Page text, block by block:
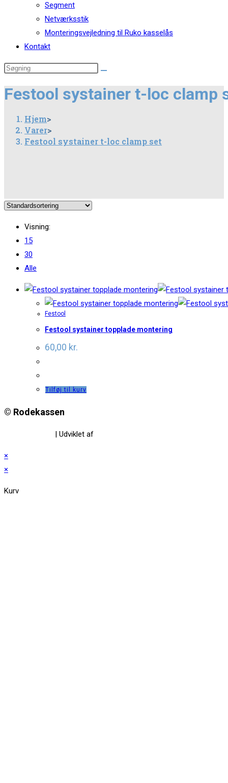
Segment
Netværksstik
Monteringsvejledning til Ruko kasselås
Kontakt
Festool systainer t-loc clamp
Hjem>
Varer>
Festool systainer t-loc clamp set
Visning:
15
30
Alle
Festool
Festool systainer topplade montering
60,00 kr.
Tilføj til kurv
© Rodekassen
| Udviklet af
×
×
Kurv